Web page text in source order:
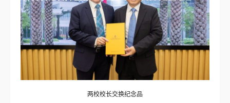
两校校长交换纪念品